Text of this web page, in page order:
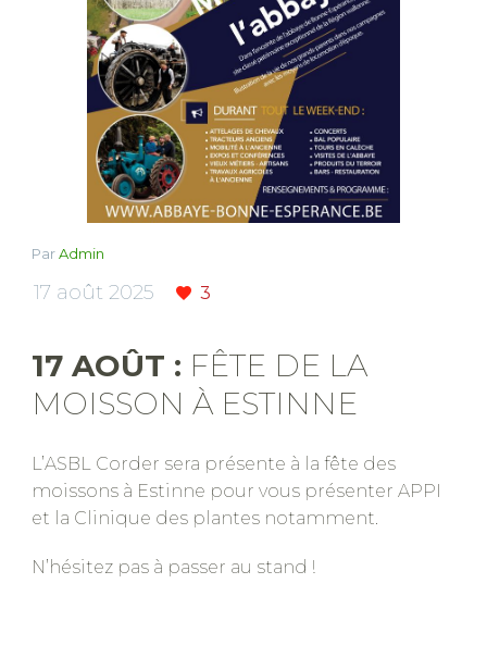
ParAdmin
17 août 2025 3
17 AOÛT : FÊTE DE LA
MOISSON À ESTINNE
L’ASBL Corder sera présente à la fête des
moissons à Estinne pour vous présenter APPI
et la Clinique des plantes notamment.
N’hésitez pas à passer au stand !